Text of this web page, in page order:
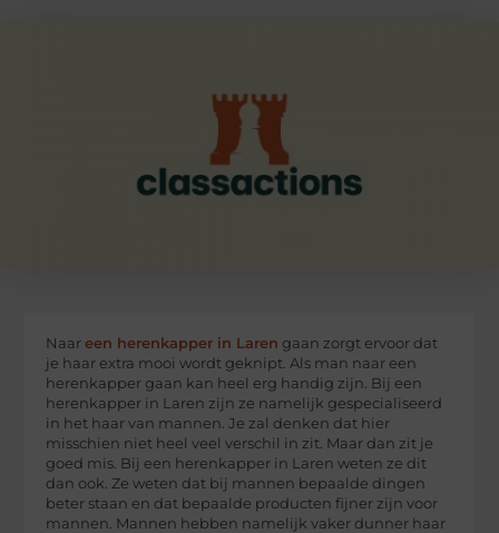
Naareen herenkapper in Laren gaan zorgt ervoor dat
je haar extra mooi wordt geknipt. Als man naar een
herenkapper gaan kan heel erg handig zijn. Bij een
herenkapper in Laren zijn ze namelijk gespecialiseerd
in het haar van mannen. Je zal denken dat hier
misschien niet heel veel verschil in zit. Maar dan zit je
goed mis. Bij een herenkapper in Laren weten ze dit
dan ook. Ze weten dat bij mannen bepaalde dingen
beter staan en dat bepaalde producten fijner zijn voor
mannen. Mannen hebben namelijk vaker dunner haar